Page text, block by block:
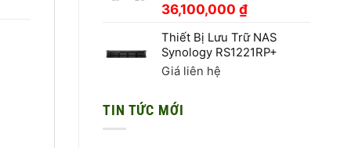
36,100,000 ₫
Thiết Bị Lưu Trữ NAS
Synology RS1221RP+
Giá liên hệ
TIN TỨC MỚI